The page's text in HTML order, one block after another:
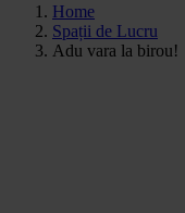
Home
Spații de Lucru
Adu vara la birou!